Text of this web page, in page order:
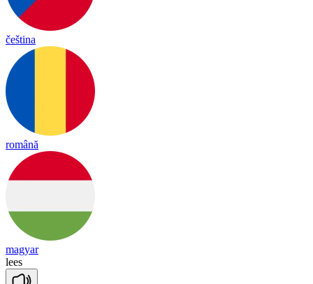
čeština
română
magyar
lees